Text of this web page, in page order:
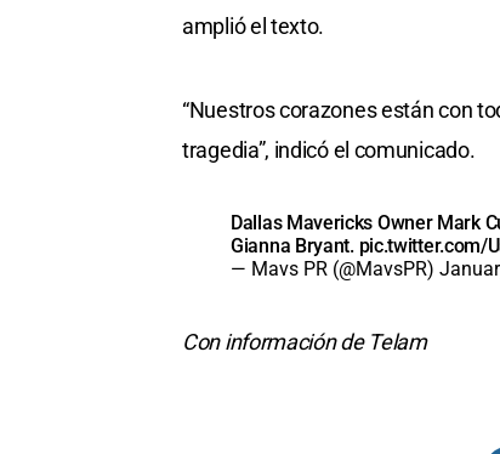
amplió el texto.
“Nuestros corazones están con
tragedia”, indicó el comunicado.
Dallas Mavericks Owner Mark
Gianna Bryant. pic.twitter.com/
— Mavs PR (@MavsPR)
Con información de Telam